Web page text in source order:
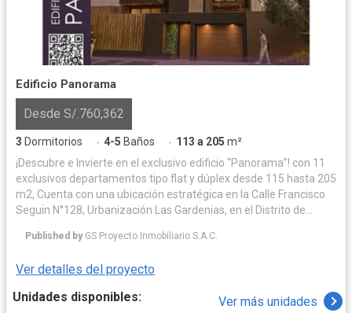
Edificio Panorama
Desde S/.760,362
3 Dormitorios · 4-5 Baños · 113 a 205 m²
¡Descubre e Invierte en el exclusivo edificio “Panorama”! con 11
exclusivos departamentos tipo flat y dúplex desde 115 hasta 205
m2, Cuenta con una ubicación estratégica en la Calle Francisco
Seguin N°128, Urbanización Las Gardenias, en el Distrito de
Astete) Este proyecto está rodeado de hermosos parques
distribución funcional en cada nivel, este edificio ofrece una
excelente iluminación y ventilación natural. Cada unidad
inmobiliaria cuenta con sala comedor, baño de visita, terrazas
Published by GS Proyecto Inmobiliario S.A.C.
Ver detalles del proyecto
Unidades disponibles:
Ver más unidades